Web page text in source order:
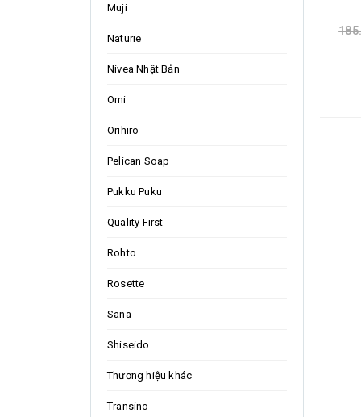
Muji
Naturie
Nivea Nhật Bản
Omi
Orihiro
Pelican Soap
Pukku Puku
Quality First
Rohto
Rosette
Sana
Shiseido
Thương hiệu khác
Transino